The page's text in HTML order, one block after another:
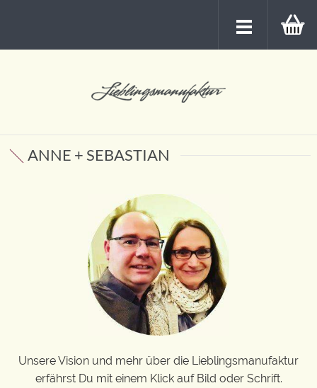
ANNE + SEBASTIAN
Unsere Vision und mehr über die Lieblingsmanufaktur
erfährst Du mit einem Klick auf Bild oder Schrift.